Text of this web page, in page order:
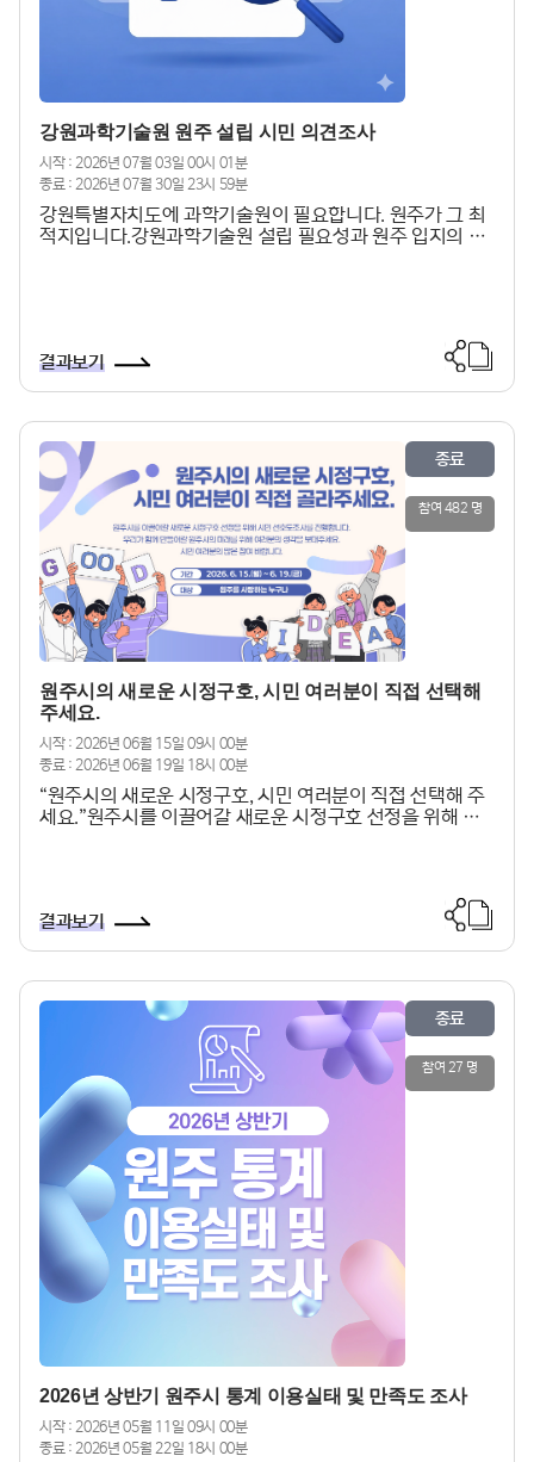
강원과학기술원 원주 설립 시민 의견조사
시작 : 2026년 07월 03일 00시 01분
종료 : 2026년 07월 30일 23시 59분
강원특별자치도에 과학기술원이 필요합니다. 원주가 그 최
적지입니다.강원과학기술원 설립 필요성과 원주 입지의 타
결과보기
종료
참여 482 명
원주시의 새로운 시정구호, 시민 여러분이 직접 선택해
주세요.
시작 : 2026년 06월 15일 09시 00분
종료 : 2026년 06월 19일 18시 00분
“원주시의 새로운 시정구호, 시민 여러분이 직접 선택해 주
세요.”원주시를 이끌어갈 새로운 시정구호 선정을 위해 시
(금) 18:00- 대상: 원주시를 사랑하는 누구나- 경품: 원주
사랑상품권 1만 원※ 추첨대상: 개인정보제공 동의자 중 3
0명 무작위 추첨※ 당첨발표: 2026. 6. 26.(금) 예정/개별
결과보기
종료
참여 27 명
2026년 상반기 원주시 통계 이용실태 및 만족도 조사
시작 : 2026년 05월 11일 09시 00분
종료 : 2026년 05월 22일 18시 00분